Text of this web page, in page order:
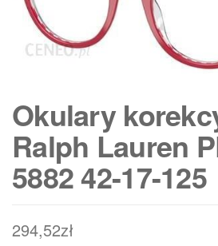
Okulary
Ralph Lauren
5882 42-17-125
294,52zł